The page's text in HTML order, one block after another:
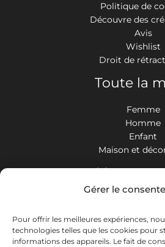
Gérer le
Pour offrir les meilleures expériences,
technologies telles que les cookies pour
informations des appareils. Le fait de
Politique de
Découvre des
Avis
Wishlist
Droit de
Toute la
Femme
Homme
Enfant
Maison et
Votre
Nos